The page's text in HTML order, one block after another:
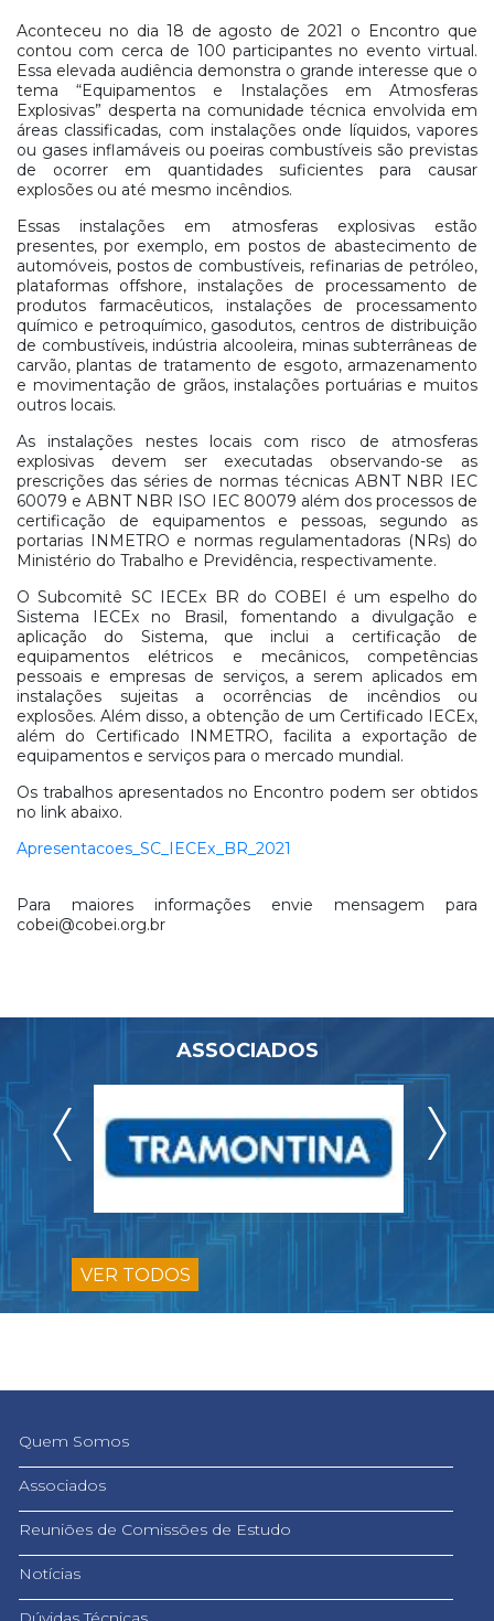
Aconteceu no dia 18 de agosto de 2021 o Encontro que
contou com cerca de 100 participantes no evento virtual.
Essa elevada audiência demonstra o grande interesse que o
tema “Equipamentos e Instalações em Atmosferas
Explosivas” desperta na comunidade técnica envolvida em
áreas classificadas, com instalações onde líquidos, vapores
ou gases inflamáveis ou poeiras combustíveis são previstas
de ocorrer em quantidades suficientes para causar
explosões ou até mesmo incêndios.
Essas instalações em atmosferas explosivas estão
presentes, por exemplo, em postos de abastecimento de
automóveis, postos de combustíveis, refinarias de petróleo,
plataformas offshore, instalações de processamento de
produtos farmacêuticos, instalações de processamento
químico e petroquímico, gasodutos, centros de distribuição
de combustíveis, indústria alcooleira, minas subterrâneas de
carvão, plantas de tratamento de esgoto, armazenamento
e movimentação de grãos, instalações portuárias e muitos
outros locais.
As instalações nestes locais com risco de atmosferas
explosivas devem ser executadas observando-se as
prescrições das séries de normas técnicas ABNT NBR IEC
60079 e ABNT NBR ISO IEC 80079 além dos processos de
certificação de equipamentos e pessoas, segundo as
portarias INMETRO e normas regulamentadoras (NRs) do
Ministério do Trabalho e Previdência, respectivamente.
O Subcomitê SC IECEx BR do COBEI é um espelho do
Sistema IECEx no Brasil, fomentando a divulgação e
aplicação do Sistema, que inclui a certificação de
equipamentos elétricos e mecânicos, competências
pessoais e empresas de serviços, a serem aplicados em
instalações sujeitas a ocorrências de incêndios ou
explosões. Além disso, a obtenção de um Certificado IECEx,
além do Certificado INMETRO, facilita a exportação de
equipamentos e serviços para o mercado mundial.
Os trabalhos apresentados no Encontro podem ser obtidos
no link abaixo.
Apresentacoes_SC_IECEx_BR_2021
Para maiores informações envie mensagem para
cobei@cobei.org.br
ASSOCIADOS
VER TODOS
Quem Somos
Associados
Reuniões de Comissões de Estudo
Notícias
Dúvidas Técnicas